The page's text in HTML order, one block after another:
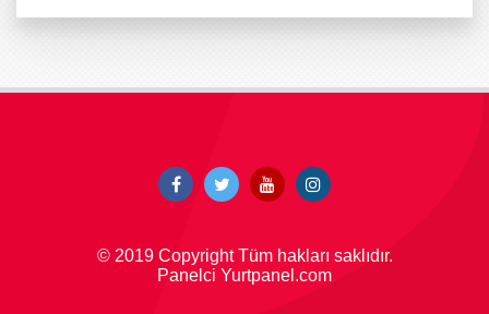
© 2019 Copyright Tüm hakları saklıdır.
Panelci Yurtpanel.com